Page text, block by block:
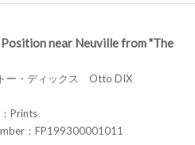
near Neuville from "The
ー・ディックス Otto DIX
Prints
：FP199300001011